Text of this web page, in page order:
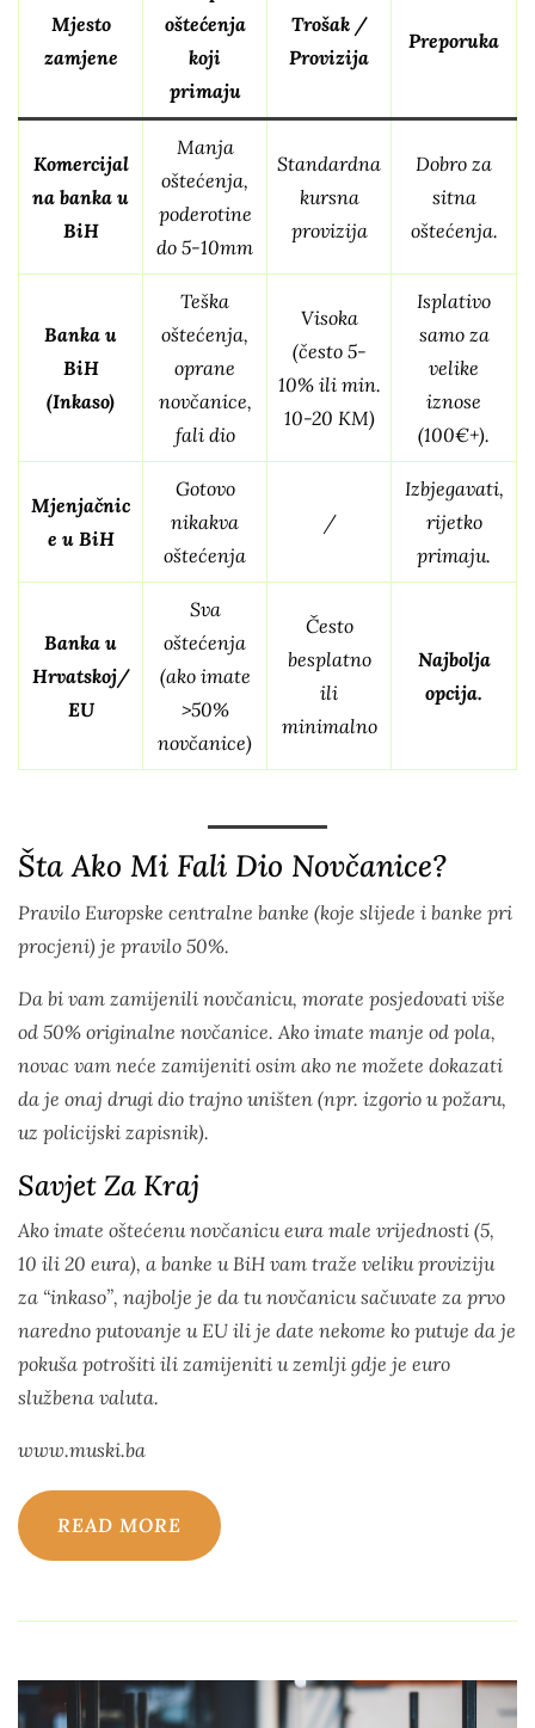
Mjesto
zamjene
oštećenja
koji
primaju
Trošak /
Provizija
Preporuka
Komercijal
na banka u
BiH
Manja
oštećenja,
poderotine
do 5-10mm
Standardna
kursna
provizija
Dobro za
sitna
oštećenja.
Banka u
BiH
(Inkaso)
Teška
oštećenja,
oprane
novčanice,
fali dio
Visoka
(često 5-
10% ili min.
10-20 KM)
Isplativo
samo za
velike
iznose
(100€+).
Mjenjačnic
e u BiH
Gotovo
nikakva
oštećenja
/
Izbjegavati,
rijetko
primaju.
Banka u
Hrvatskoj/
EU
Sva
oštećenja
(ako imate
>50%
novčanice)
Često
besplatno
ili
minimalno
Najbolja
opcija.
Šta Ako Mi Fali Dio Novčanice?
Pravilo Europske centralne banke (koje slijede i banke pri
procjeni) je pravilo 50%.
Da bi vam zamijenili novčanicu, morate posjedovati više
od 50% originalne novčanice. Ako imate manje od pola,
novac vam neće zamijeniti osim ako ne možete dokazati
da je onaj drugi dio trajno uništen (npr. izgorio u požaru,
uz policijski zapisnik).
Savjet Za Kraj
Ako imate oštećenu novčanicu eura male vrijednosti (5,
10 ili 20 eura), a banke u BiH vam traže veliku proviziju
za “inkaso”, najbolje je da tu novčanicu sačuvate za prvo
naredno putovanje u EU ili je date nekome ko putuje da je
pokuša potrošiti ili zamijeniti u zemlji gdje je euro
službena valuta.
www.muski.ba
READ MORE